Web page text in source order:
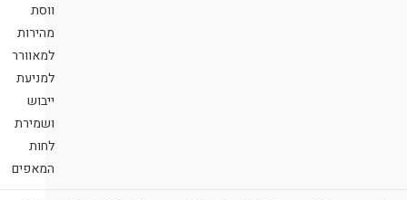
ווסת
מהירות
למאוורר
למניעת
ייבוש
ושמירת
לחות
המאפים